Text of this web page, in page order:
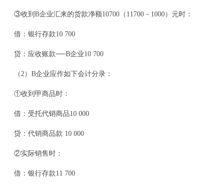
③收到B企业汇来的货款净额10700（11700－1000）元时：
借：银行存款10 700
贷：应收账款──B企业10 700
（2）B企业应作如下会计分录：
①收到甲商品时：
借：受托代销商品10 000
贷：代销商品款 10 000
②实际销售时：
借：银行存款11 700